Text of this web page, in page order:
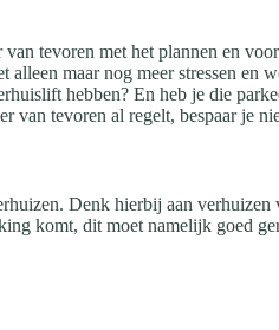
tevoren met het plannen en
maar nog meer stressen en
hebben? En heb je die
tevoren al regelt, bespaar je
Denk hierbij aan
komt, dit moet namelijk goed